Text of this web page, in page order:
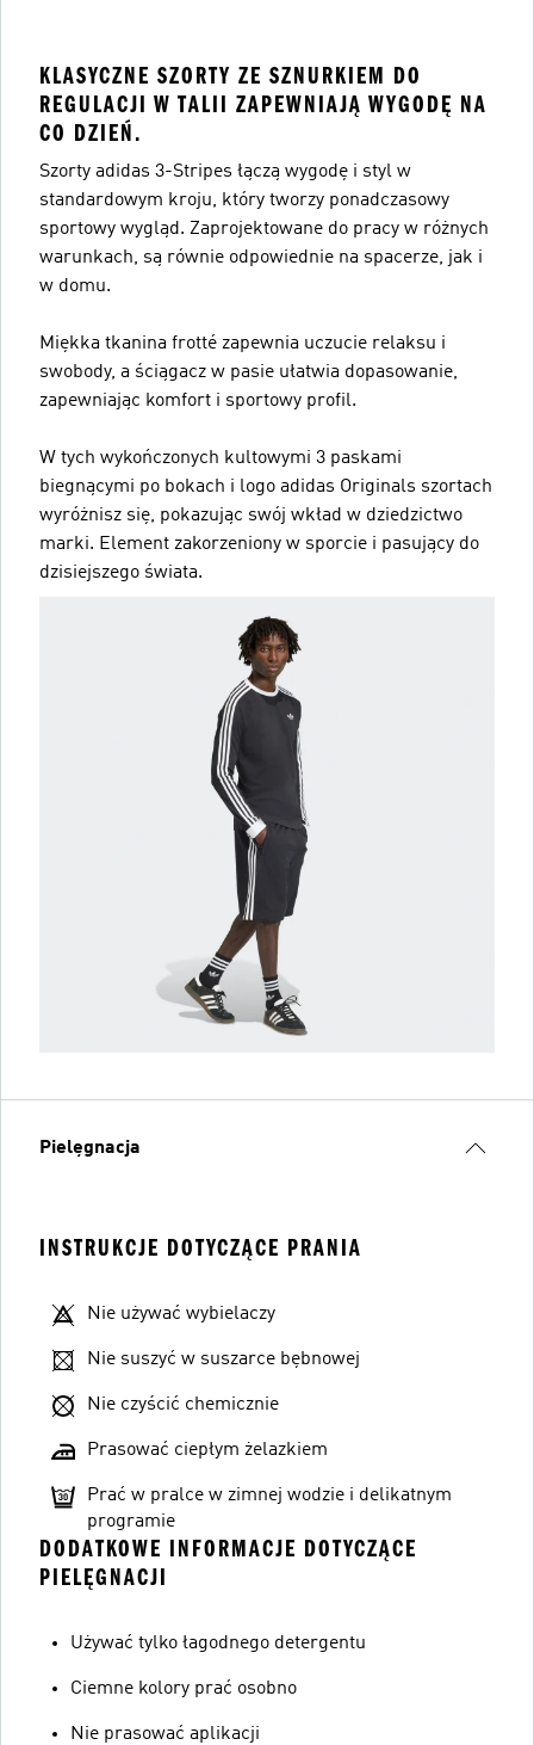
KLASYCZNE SZORTY ZE SZNURKIEM DO
REGULACJI W TALII ZAPEWNIAJĄ WYGODĘ NA
CO DZIEŃ.
Szorty adidas 3-Stripes łączą wygodę i styl w
standardowym kroju, który tworzy ponadczasowy
sportowy wygląd. Zaprojektowane do pracy w różnych
warunkach, są równie odpowiednie na spacerze, jak i
w domu.
Miękka tkanina frotté zapewnia uczucie relaksu i
swobody, a ściągacz w pasie ułatwia dopasowanie,
zapewniając komfort i sportowy profil.
W tych wykończonych kultowymi 3 paskami
biegnącymi po bokach i logo adidas Originals szortach
wyróżnisz się, pokazując swój wkład w dziedzictwo
marki. Element zakorzeniony w sporcie i pasujący do
dzisiejszego świata.
Pielęgnacja
INSTRUKCJE DOTYCZĄCE PRANIA
Nie używać wybielaczy
Nie suszyć w suszarce bębnowej
Nie czyścić chemicznie
Prasować ciepłym żelazkiem
Prać w pralce w zimnej wodzie i delikatnym
programie
DODATKOWE INFORMACJE DOTYCZĄCE
PIELĘGNACJI
Używać tylko łagodnego detergentu
Ciemne kolory prać osobno
Nie prasować aplikacji